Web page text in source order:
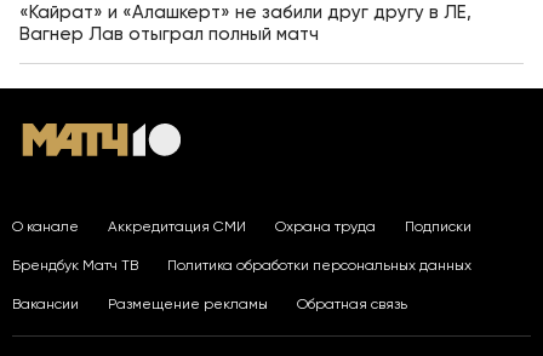
«Кайрат» и «Алашкерт» не забили друг другу в ЛЕ,
Вагнер Лав отыграл полный матч
О канале Аккредитация СМИ Охрана труда Подписки
Брендбук Матч ТВ Политика обработки персональных данных
Вакансии Размещение рекламы Обратная связь